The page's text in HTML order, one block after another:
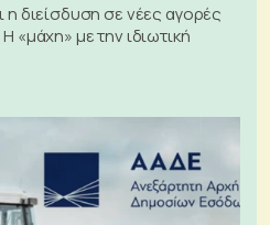
η διείσδυση σε νέες αγορές
«μάχη» με την ιδιωτική